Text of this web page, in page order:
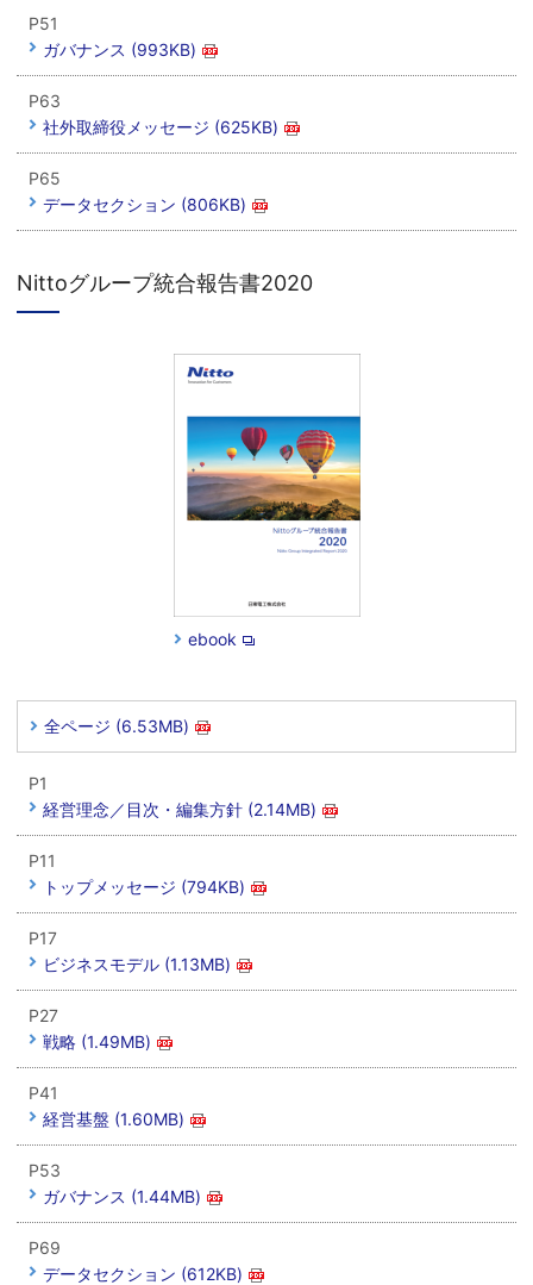
P51
ガバナンス (993KB)
P63
社外取締役メッセージ (625KB)
P65
データセクション (806KB)
Nittoグループ統合報告書2020
ebook
全ページ (6.53MB)
P1
経営理念／目次・編集方針 (2.14MB)
P11
トップメッセージ (794KB)
P17
ビジネスモデル (1.13MB)
P27
戦略 (1.49MB)
P41
経営基盤 (1.60MB)
P53
ガバナンス (1.44MB)
P69
データセクション (612KB)